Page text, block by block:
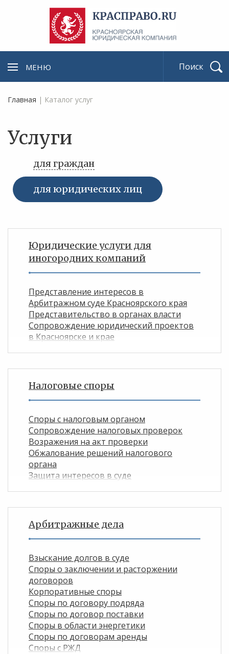
МЕНЮ
Главная | Каталог услуг
Услуги
для граждан
для юридических лиц
Юридические услуги для
иногородних компаний
Представление интересов в
Арбитражном суде Красноярского края
Представительство в органах власти
Сопровождение юридический проектов
в Красноярске и крае
Налоговые споры
Споры с налоговым органом
Сопровождение налоговых проверок
Возражения на акт проверки
Обжалование решений налогового
органа
Защита интересов в суде
Арбитражные дела
Взыскание долгов в суде
Споры о заключении и расторжении
договоров
Корпоративные споры
Споры по договору подряда
Споры по договор поставки
Споры в области энергетики
Споры по договорам аренды
Споры с РЖД